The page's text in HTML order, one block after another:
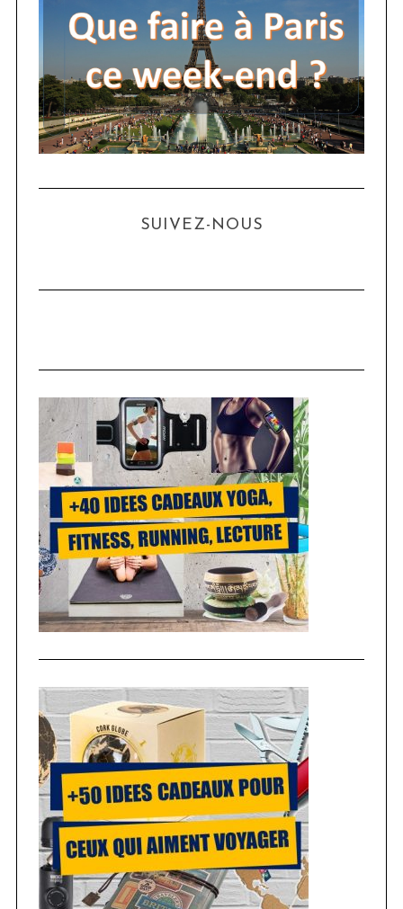
SUIVEZ-NOUS